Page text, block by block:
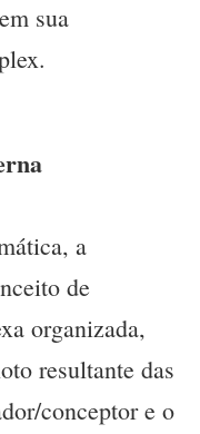
sua
a
de
organizada,
resultante das
conceptor e o